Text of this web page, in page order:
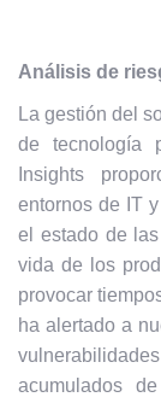
Análisis de
La gestión del
de tecnología
Insights
entornos de IT
el estado de
vida de los
provocar
ha alertado a
acumulados